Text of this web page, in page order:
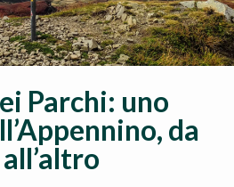
Parchi: uno
da